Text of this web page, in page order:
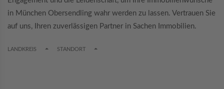
in München Obersendling wahr werden zu lassen. Vertrauen Sie
auf uns, Ihren zuverlässigen Partner in Sachen Immobilien.
LANDKREIS TOGGLE DROPDOWN
STANDORT TOGGLE DROPDOWN